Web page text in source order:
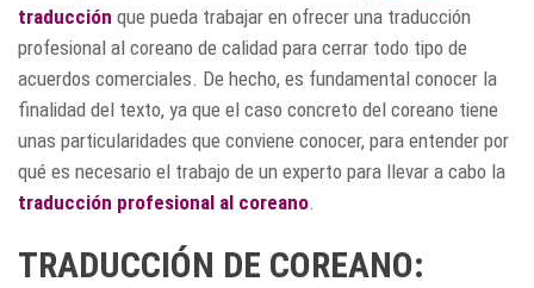
traducción que pueda trabajar en ofrecer una traducción
profesional al coreano de calidad para cerrar todo tipo de
acuerdos comerciales. De hecho, es fundamental conocer la
finalidad del texto, ya que el caso concreto del coreano tiene
unas particularidades que conviene conocer, para entender por
qué es necesario el trabajo de un experto para llevar a cabo la
traducción profesional al coreano.
TRADUCCIÓN DE COREANO: